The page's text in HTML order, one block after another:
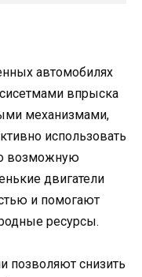
автомобилях
впрыска
механизмами,
использовать
возможную
двигатели
и помогают
ресурсы.
позволяют снизить